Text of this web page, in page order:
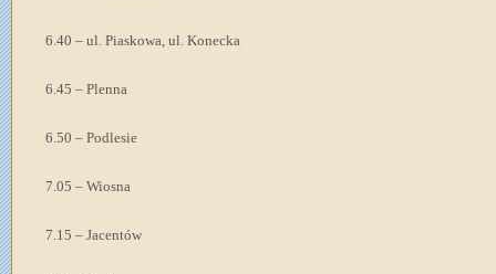
6.40 – ul. Piaskowa, ul. Konecka
6.45 – Plenna
6.50 – Podlesie
7.05 – Wiosna
7.15 – Jacentów